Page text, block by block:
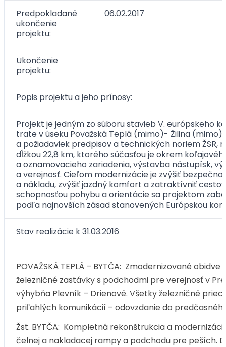
Predpokladané
ukončenie
projektu:
06.02.2017
Ukončenie
projektu:
Popis projektu a jeho prínosy:
Projekt je jedným zo súboru stavieb V. európskeho
trate v úseku Považská Teplá (mimo)- Žilina
a požiadaviek predpisov a technických noriem ŽSR,
dĺžkou 22,8 km, ktorého súčasťou je okrem
a oznamovacieho zariadenia, výstavba nástupísk,
a verejnosť. Cieľom modernizácie je zvýšiť
a nákladu, zvýšiť jazdný komfort a zatraktívniť
schopnosťou pohybu a orientácie sa projektom
podľa najnovších zásad stanovených Európskou
Stav realizácie k 31.03.2016
POVAŽSKÁ TEPLÁ – BYTČA: Zmodernizované
železničné zastávky s podchodmi pre verejnosť v
výhybňa Plevník – Drienové. Všetky železničné
priľahlých komunikácií – odovzdanie do
Žst. BYTČA: Kompletná rekonštrukcia a
čelnej a nakladacej rampy a podchodu pre peších.